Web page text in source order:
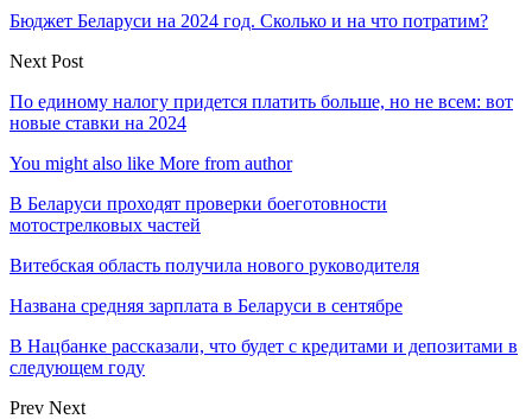
Бюджет Беларуси на 2024 год. Сколько и на что потратим?
Next Post
По единому налогу придется платить больше, но не всем: вот
новые ставки на 2024
You might also like More from author
В Беларуси проходят проверки боеготовности
мотострелковых частей
Витебская область получила нового руководителя
Названа средняя зарплата в Беларуси в сентябре
В Нацбанке рассказали, что будет с кредитами и депозитами в
следующем году
Prev Next